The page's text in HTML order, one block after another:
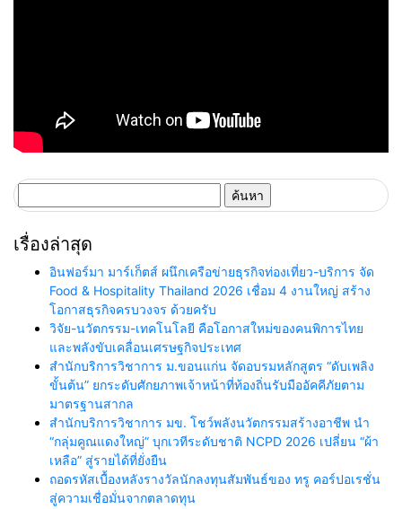
สำหรับ:
เรื่องล่าสุด
อินฟอร์มา มาร์เก็ตส์ ผนึกเครือข่ายธุรกิจท่องเที่ยว-บริการ จัด
Food & Hospitality Thailand 2026 เชื่อม 4 งานใหญ่ สร้าง
โอกาสธุรกิจครบวงจร ด้วยครับ
วิจัย-นวัตกรรม-เทคโนโลยี คือโอกาสใหม่ของคนพิการไทย
และพลังขับเคลื่อนเศรษฐกิจประเทศ
สำนักบริการวิชาการ ม.ขอนแก่น จัดอบรมหลักสูตร “ดับเพลิง
ขั้นต้น” ยกระดับศักยภาพเจ้าหน้าที่ท้องถิ่นรับมืออัคคีภัยตาม
มาตรฐานสากล
สำนักบริการวิชาการ มข. โชว์พลังนวัตกรรมสร้างอาชีพ นำ
“กลุ่มคูณแดงใหญ่” บุกเวทีระดับชาติ NCPD 2026 เปลี่ยน “ผ้า
เหลือ” สู่รายได้ที่ยั่งยืน
ถอดรหัสเบื้องหลังรางวัลนักลงทุนสัมพันธ์ของ ทรู คอร์ปอเรชั่น
สู่ความเชื่อมั่นจากตลาดทุน